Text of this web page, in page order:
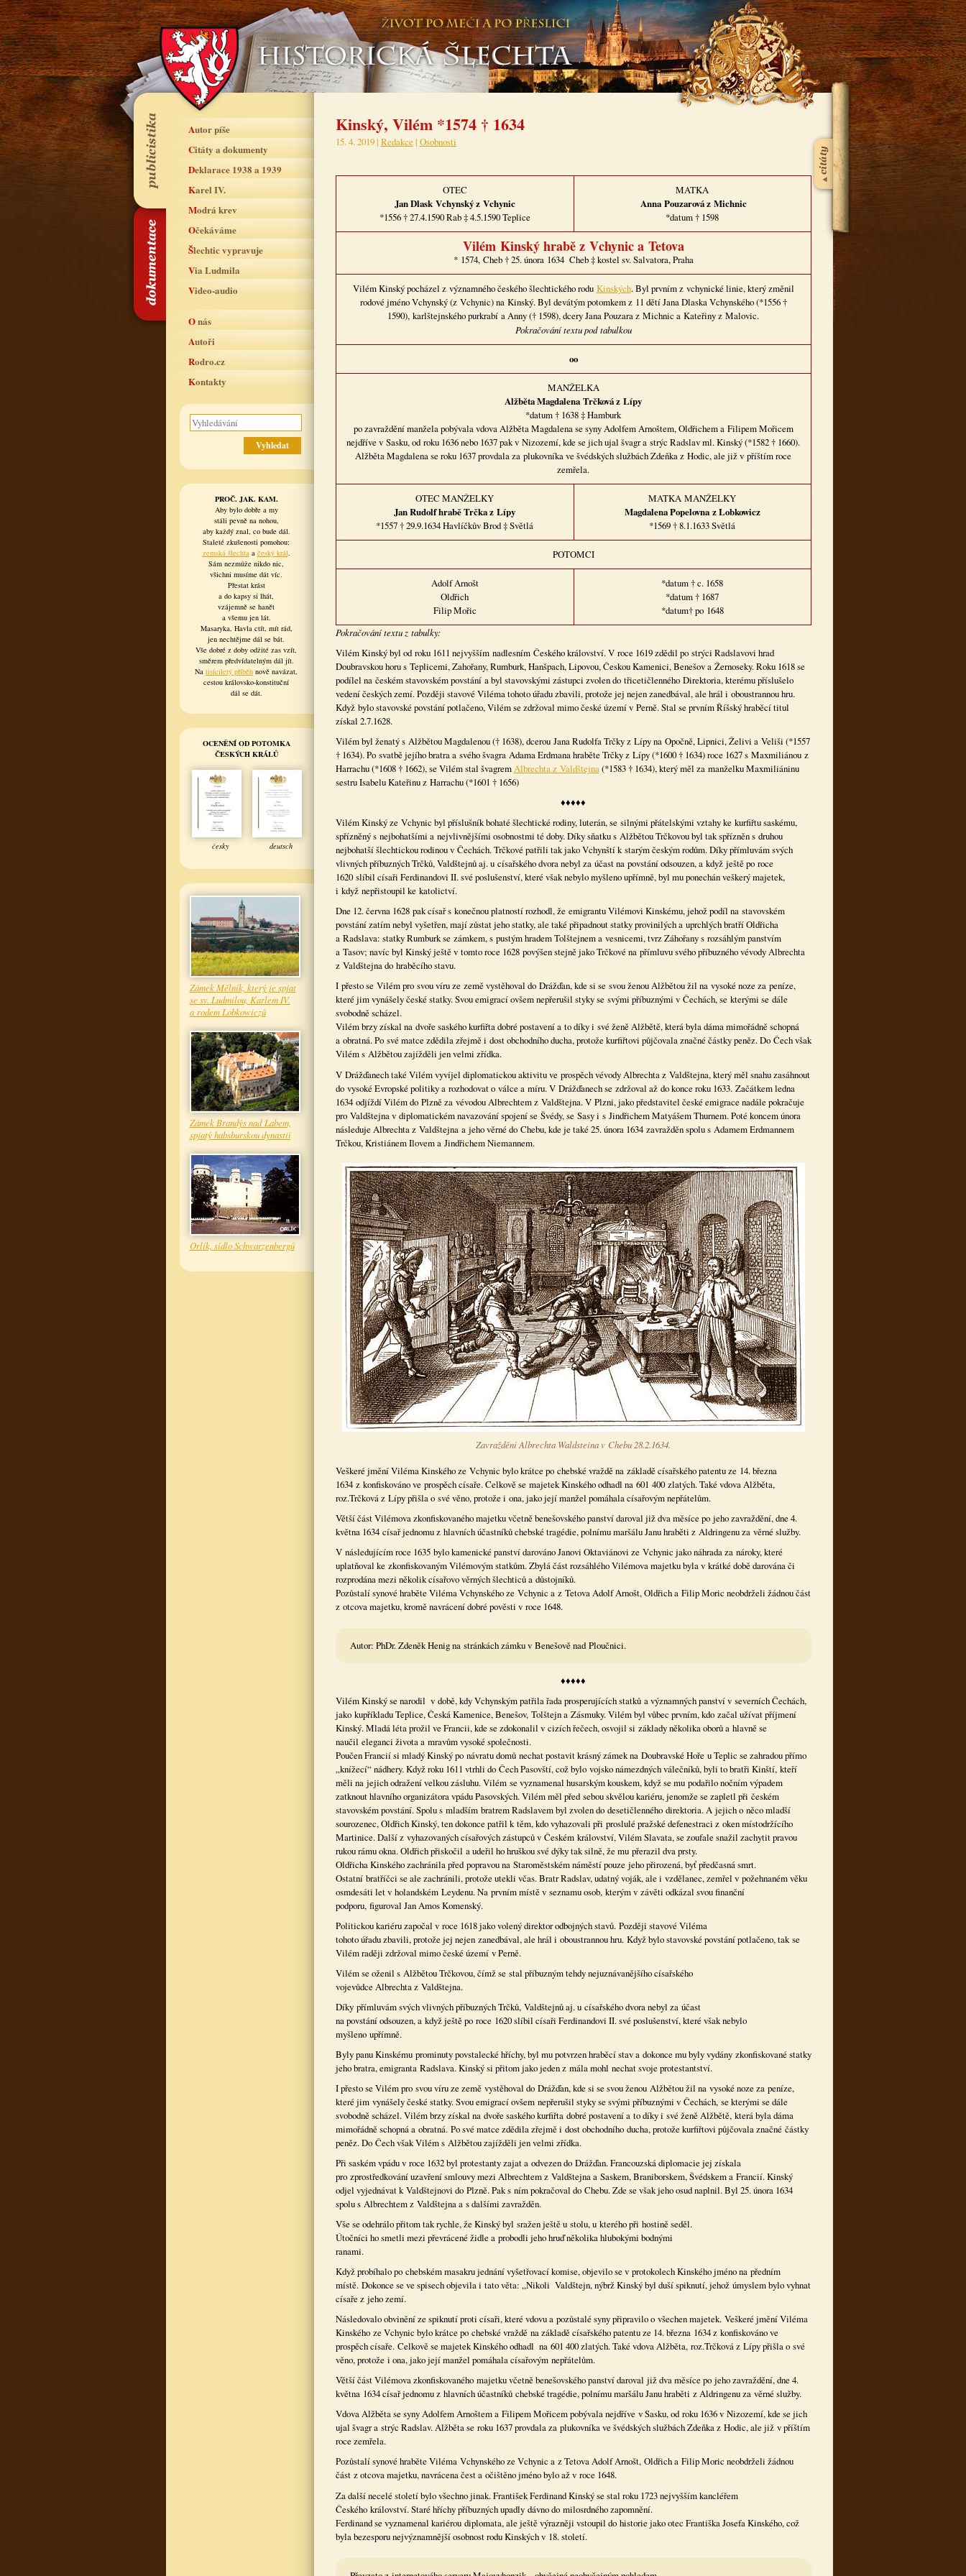
Autor píše
Citáty a dokumenty
Deklarace 1938 a 1939
Karel IV.
Modrá krev
Očekáváme
Šlechtic vypravuje
Via Ludmila
Video-audio
O nás
Autoři
Rodro.cz
Kontakty
PROČ. JAK. KAM.
Aby bylo dobře a my
stáli pevně na nohou,
aby každý znal, co bude dál.
Staleté zkušenosti pomohou:
zemská šlechtaa český král.
Sám nezmůže nikdo nic,
všichni musíme dát víc.
Přestat krást
a do kapsy si lhát,
vzájemně se hanět
a všemu jen lát.
Masaryka, Havla ctít, mít rád,
jen nechtějme dál se bát.
Vše dobré z doby odžité zas vzít,
směrem předvídatelným dál jít.
Na tisíciletý příběh nově navázat,
cestou královsko-konstituční
dál se dát.
OCENĚNÍ OD POTOMKA
ČESKÝCH KRÁLŮ
česky deutsch
Zámek Mělník, který je spjat
se sv. Ludmilou, Karlem IV.
a rodem Lobkowiczů
Zámek Brandýs nad Labem,
spjatý habsburskou dynastií
Orlík, sídlo Schwarzenbergů
Kinský, Vilém *1574 † 1634
15. 4. 2019 | Redakce | Osobnosti
OTEC
Jan Dlask Vchynský z Vchynic
*1556 † 27.4.1590 Rab ‡ 4.5.1590 Teplice
MATKA
Anna Pouzarová z Michnic
*datum † 1598
Vilém Kinský hrabě z Vchynic a Tetova
* 1574, Cheb † 25. února 1634 Cheb ‡ kostel sv. Salvatora, Praha
Vilém Kinský pocházel z významného českého šlechtického rodu Kinských. Byl prvním z vchynické linie, který změnil
rodové jméno Vchynský (z Vchynic) na Kinský. Byl devátým potomkem z 11 dětí Jana Dlaska Vchynského (*1556 †
1590), karlštejnského purkrabí a Anny († 1598), dcery Jana Pouzara z Michnic a Kateřiny z Malovic.
Pokračování textu pod tabulkou
oo
MANŽELKA
Alžběta Magdalena Trčková z Lípy
*datum † 1638 ‡ Hamburk
po zavraždění manžela pobývala vdova Alžběta Magdalena se syny Adolfem Arnoštem, Oldřichem a Filipem Mořicem
nejdříve v Sasku, od roku 1636 nebo 1637 pak v Nizozemí, kde se jich ujal švagr a strýc Radslav ml. Kinský (*1582 † 1660).
Alžběta Magdalena se roku 1637 provdala za plukovníka ve švédských službách Zdeňka z Hodic, ale již v příštím roce
zemřela.
OTEC MANŽELKY
Jan Rudolfhrabě Trčka z Lípy
*1557 † 29.9.1634 Havlíčkův Brod ‡ Světlá
MATKA MANŽELKY
Magdalena Popelovna z Lobkowicz
*1569 † 8.1.1633 Světlá
POTOMCI
Adolf Arnošt
Oldřich
Filip Mořic
*datum † c. 1658
*datum † 1687
*datum† po 1648
Pokračování textu z tabulky:
Vilém Kinský byl od roku 1611 nejvyšším nadlesním Českého království. V roce 1619 zdědil po strýci Radslavovi hrad
Doubravskou horu s Teplicemi, Zahořany, Rumburk, Hanšpach, Lipovou, Českou Kamenici, Benešov a Žernoseky. Roku 1618 se
podílel na českém stavovském povstání a byl stavovskými zástupci zvolen do třicetičlenného Direktoria, kterému příslušelo
vedení českých zemí. Později stavové Viléma tohoto úřadu zbavili, protože jej nejen zanedbával, ale hrál i oboustrannou hru.
Když bylo stavovské povstání potlačeno, Vilém se zdržoval mimo české území v Perně. Stal se prvním Říšský hraběcí titul
získal 2.7.1628.
Vilém byl ženatý s Alžbětou Magdalenou († 1638), dcerou Jana Rudolfa Trčky z Lípy na Opočně, Lipnici, Želivi a Veliši (*1557
† 1634). Po svatbě jejího bratra a svého švagra Adama Erdmana hraběte Trčky z Lípy (*1600 † 1634) roce 1627 s Maxmiliánou z
Harrachu (*1608 † 1662), se Vilém stal švagremAlbrechta z Valdštejna(*1583 † 1634), který měl za manželku Maxmiliáninu
sestru Isabelu Kateřinu z Harrachu (*1601 † 1656)
♦♦♦♦♦
Vilém Kinský ze Vchynic byl příslušník bohaté šlechtické rodiny, luterán, se silnými přátelskými vztahy ke kurfiřtu saskému,
spřízněný s nejbohatšími a nejvlivnějšími osobnostmi té doby. Díky sňatku s Alžbětou Trčkovou byl tak spřízněn s druhou
nejbohatší šlechtickou rodinou v Čechách. Trčkové patřili tak jako Vchynští k starým českým rodům. Díky přímluvám svých
vlivných příbuzných Trčků, Valdštejnů aj. u císařského dvora nebyl za účast na povstání odsouzen, a když ještě po roce
1620 slíbil císaři Ferdinandovi II. své poslušenství, které však nebylo myšleno upřímně, byl mu ponechán veškerý majetek,
i když nepřistoupil ke katolictví.
Dne 12. června 1628 pak císař s konečnou platností rozhodl, že emigrantu Vilémovi Kinskému, jehož podíl na stavovském
povstání zatím nebyl vyšetřen, mají zůstat jeho statky, ale také připadnout statky provinilých a uprchlých bratří Oldřicha
a Radslava: statky Rumburk se zámkem, s pustým hradem Tolštejnem a vesnicemi, tvrz Záhořany s rozsáhlým panstvím
a Tasov; navíc byl Kinský ještě v tomto roce 1628 povýšen stejně jako Trčkové na přímluvu svého příbuzného vévody Albrechta
z Valdštejna do hraběcího stavu.
I přesto se Vilém pro svou víru ze země vystěhoval do Drážďan, kde si se svou ženou Alžbětou žil na vysoké noze za peníze,
které jim vynášely české statky. Svou emigrací ovšem nepřerušil styky se svými příbuznými v Čechách, se kterými se dále
svobodně scházel.
Vilém brzy získal na dvoře saského kurfiřta dobré postavení a to díky i své ženě Alžbětě, která byla dáma mimořádně schopná
a obratná. Po své matce zdědila zřejmě i dost obchodního ducha, protože kurfiřtovi půjčovala značné částky peněz. Do Čech však
Vilém s Alžbětou zajížděli jen velmi zřídka.
V Drážďanech také Vilém vyvíjel diplomatickou aktivitu ve prospěch vévody Albrechta z Valdštejna, který měl snahu zasáhnout
do vysoké Evropské politiky a rozhodovat o válce a míru. V Drážďanech se zdržoval až do konce roku 1633. Začátkem ledna
1634 odjíždí Vilém do Plzně za vévodou Albrechtem z Valdštejna. V Plzni, jako představitel české emigrace nadále pokračuje
pro Valdštejna v diplomatickém navazování spojení se Švédy, se Sasy i s Jindřichem Matyášem Thurnem. Poté koncem února
následuje Albrechta z Valdštejna a jeho věrné do Chebu, kde je také 25. února 1634 zavražděn spolu s Adamem Erdmannem
Trčkou, Kristiánem Ilovem a Jindřichem Niemannem.
Zavraždění Albrechta Waldsteina v Chebu 28.2.1634.
Veškeré jmění Viléma Kinského ze Vchynic bylo krátce po chebské vraždě na základě císařského patentu ze 14. března
1634 z konfiskováno ve prospěch císaře. Celkově se majetek Kinského odhadl na 601 400 zlatých. Také vdova Alžběta,
roz.Trčková z Lípy přišla o své věno, protože i ona, jako její manžel pomáhala císařovým nepřátelům.
Větší část Vilémova zkonfiskovaného majetku včetně benešovského panství daroval již dva měsíce po jeho zavraždění, dne 4.
května 1634 císař jednomu z hlavních účastníků chebské tragédie, polnímu maršálu Janu hraběti z Aldringenu za věrné služby.
V následujícím roce 1635 bylo kamenické panství darováno Janovi Oktaviánovi ze Vchynic jako náhrada za nároky, které
uplatňoval ke zkonfiskovaným Vilémovým statkům. Zbylá část rozsáhlého Vilémova majetku byla v krátké době darována či
rozprodána mezi několik císařovo věrných šlechticů a důstojníků.
Pozůstalí synové hraběte Viléma Vchynského ze Vchynic a z Tetova Adolf Arnošt, Oldřich a Filip Moric neobdrželi žádnou část
z otcova majetku, kromě navrácení dobré pověsti v roce 1648.
Autor: PhDr. Zdeněk Henig na stránkách zámku v Benešově nad Ploučnici.
♦♦♦♦♦
Vilém Kinský se narodil v době, kdy Vchynským patřila řada prosperujících statků a významných panství v severních Čechách,
jako kupříkladu Teplice, Česká Kamenice, Benešov, Tolštejn a Zásmuky. Vilém byl vůbec prvním, kdo začal užívat příjmení
Kinský. Mladá léta prožil ve Francii, kde se zdokonalil v cizích řečech, osvojil si základy několika oborů a hlavně se
naučil eleganci života a mravům vysoké společnosti.
Poučen Francií si mladý Kinský po návratu domů nechat postavit krásný zámek na Doubravské Hoře u Teplic se zahradou přímo
„knížecí“ nádhery. Když roku 1611 vtrhli do Čech Pasovští, což bylo vojsko námezdných válečníků, byli to bratři Kinští, kteří
měli na jejich odražení velkou zásluhu. Vilém se vyznamenal husarským kouskem, když se mu podařilo nočním výpadem
zatknout hlavního organizátora vpádu Pasovských. Vilém měl před sebou skvělou kariéru, jenomže se zapletl při českém
stavovském povstání. Spolu s mladším bratrem Radslavem byl zvolen do desetičlenného direktoria. A jejich o něco mladší
sourozenec, Oldřich Kinský, ten dokonce patřil k těm, kdo vyhazovali při proslulé pražské defenestraci z oken místodržícího
Martinice. Další z vyhazovaných císařových zástupců v Českém království, Vilém Slavata, se zoufale snažil zachytit pravou
rukou rámu okna. Oldřich přiskočil a udeřil ho hruškou své dýky tak silně, že mu přerazil dva prsty.
Oldřicha Kinského zachránila před popravou na Staroměstském náměstí pouze jeho přirozená, byť předčasná smrt.
Ostatní bratříčci se ale zachránili, protože utekli včas. Bratr Radslav, udatný voják, ale i vzdělanec, zemřel v požehnaném věku
osmdesáti let v holandském Leydenu. Na prvním místě v seznamu osob, kterým v závěti odkázal svou finanční
podporu, figuroval Jan Amos Komenský.
Politickou kariéru započal v roce 1618 jako volený direktor odbojných stavů. Později stavové Viléma
tohoto úřadu zbavili, protože jej nejen zanedbával, ale hrál i oboustrannou hru. Když bylo stavovské povstání potlačeno, tak se
Vilém raději zdržoval mimo české území v Perně.
Vilém se oženil s Alžbětou Trčkovou, čímž se stal příbuzným tehdy nejuznávanějšího císařského
vojevůdce Albrechta z Valdštejna.
Díky přímluvám svých vlivných příbuzných Trčků, Valdštejnů aj. u císařského dvora nebyl za účast
na povstání odsouzen, a když ještě po roce 1620 slíbil císaři Ferdinandovi II. své poslušenství, které však nebylo
myšleno upřímně.
Byly panu Kinskému prominuty povstalecké hříchy, byl mu potvrzen hraběcí stav a dokonce mu byly vydány zkonfiskované statky
jeho bratra, emigranta Radslava. Kinský si přitom jako jeden z mála mohl nechat svoje protestantství.
I přesto se Vilém pro svou víru ze země vystěhoval do Drážďan, kde si se svou ženou Alžbětou žil na vysoké noze za peníze,
které jim vynášely české statky. Svou emigrací ovšem nepřerušil styky se svými příbuznými v Čechách, se kterými se dále
svobodně scházel. Vilém brzy získal na dvoře saského kurfiřta dobré postavení a to díky i své ženě Alžbětě, která byla dáma
mimořádně schopná a obratná. Po své matce zdědila zřejmě i dost obchodního ducha, protože kurfiřtovi půjčovala značné částky
peněz. Do Čech však Vilém s Alžbětou zajížděli jen velmi zřídka.
Při saském vpádu v roce 1632 byl protestanty zajat a odvezen do Drážďan. Francouzská diplomacie jej získala
pro zprostředkování uzavření smlouvy mezi Albrechtem z Valdštejna a Saskem, Braniborskem, Švédskem a Francií. Kinský
odjel vyjednávat k Valdštejnovi do Plzně. Pak s ním pokračoval do Chebu. Zde se však jeho osud naplnil. Byl 25. února 1634
spolu s Albrechtem z Valdštejna a s dalšími zavražděn.
Vše se odehrálo přitom tak rychle, že Kinský byl sražen ještě u stolu, u kterého při hostině seděl.
Útočníci ho smetli mezi převrácené židle a probodli jeho hruď několika hlubokými bodnými
ranami.
Když probíhalo po chebském masakru jednání vyšetřovací komise, objevilo se v protokolech Kinského jméno na předním
místě. Dokonce se ve spisech objevila i tato věta: „Nikoli Valdštejn, nýbrž Kinský byl duší spiknutí, jehož úmyslem bylo vyhnat
císaře z jeho zemí.
Následovalo obvinění ze spiknutí proti císaři, které vdovu a pozůstalé syny připravilo o všechen majetek. Veškeré jmění Viléma
Kinského ze Vchynic bylo krátce po chebské vraždě na základě císařského patentu ze 14. března 1634 z konfiskováno ve
prospěch císaře. Celkově se majetek Kinského odhadl na 601 400 zlatých. Také vdova Alžběta, roz.Trčková z Lípy přišla o své
věno, protože i ona, jako její manžel pomáhala císařovým nepřátelům.
Větší část Vilémova zkonfiskovaného majetku včetně benešovského panství daroval již dva měsíce po jeho zavraždění, dne 4.
května 1634 císař jednomu z hlavních účastníků chebské tragédie, polnímu maršálu Janu hraběti z Aldringenu za věrné služby.
Vdova Alžběta se syny Adolfem Arnoštem a Filipem Mořicem pobývala nejdříve v Sasku, od roku 1636 v Nizozemí, kde se jich
ujal švagr a strýc Radslav. Alžběta se roku 1637 provdala za plukovníka ve švédských službách Zdeňka z Hodic, ale již v příštím
roce zemřela.
Pozůstalí synové hraběte Viléma Vchynského ze Vchynic a z Tetova Adolf Arnošt, Oldřich a Filip Moric neobdrželi žádnou
část z otcova majetku, navrácena čest a očištěno jméno bylo až v roce 1648.
Za další necelé století bylo všechno jinak. František Ferdinand Kinský se stal roku 1723 nejvyšším kancléřem
Českého království. Staré hříchy příbuzných upadly dávno do milosrdného zapomnění.
Ferdinand se vyznamenal kariérou diplomata, ale ještě výrazněji vstoupil do historie jako otec Františka Josefa Kinského, což
byla bezesporu nejvýznamnější osobnost rodu Kinských v 18. století.